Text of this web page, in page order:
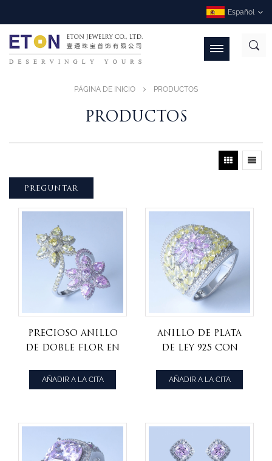
Español
PÁGINA DE INICIO PRODUCTOS
PRODUCTOS
PREGUNTAR
Precioso anillo
de doble flor en
con multicolor
cz / nano
AÑADIR A LA CITA
Anillo de plata
de ley 925 con
rosa / amarillo
cz
AÑADIR A LA CITA